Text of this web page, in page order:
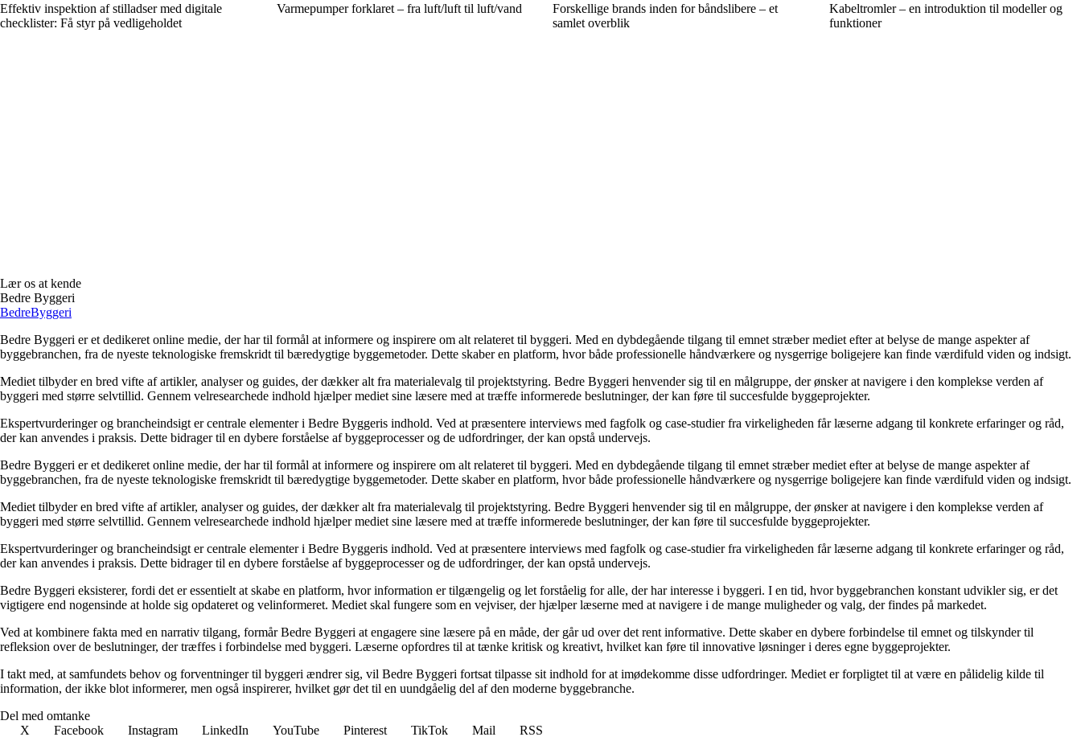
Effektiv inspektion af stilladser med digitale
checklister: Få styr på vedligeholdet
Varmepumper forklaret – fra luft/luft til luft/vand
Forskellige brands inden for båndslibere – et
samlet overblik
Kabeltromler – en introduktion til modeller og
funktioner
Lær os at kende
Bedre Byggeri
BedreByggeri
Bedre Byggeri er et dedikeret online medie, der har til formål at informere og inspirere om alt relateret til byggeri. Med en dybdegående tilgang til emnet stræber mediet efter at belyse de mange aspekter af
byggebranchen, fra de nyeste teknologiske fremskridt til bæredygtige byggemetoder. Dette skaber en platform, hvor både professionelle håndværkere og nysgerrige boligejere kan finde værdifuld viden og indsigt.
Mediet tilbyder en bred vifte af artikler, analyser og guides, der dækker alt fra materialevalg til projektstyring. Bedre Byggeri henvender sig til en målgruppe, der ønsker at navigere i den komplekse verden af
byggeri med større selvtillid. Gennem velresearchede indhold hjælper mediet sine læsere med at træffe informerede beslutninger, der kan føre til succesfulde byggeprojekter.
Ekspertvurderinger og brancheindsigt er centrale elementer i Bedre Byggeris indhold. Ved at præsentere interviews med fagfolk og case-studier fra virkeligheden får læserne adgang til konkrete erfaringer og råd,
der kan anvendes i praksis. Dette bidrager til en dybere forståelse af byggeprocesser og de udfordringer, der kan opstå undervejs.
Bedre Byggeri er et dedikeret online medie, der har til formål at informere og inspirere om alt relateret til byggeri. Med en dybdegående tilgang til emnet stræber mediet efter at belyse de mange aspekter af
byggebranchen, fra de nyeste teknologiske fremskridt til bæredygtige byggemetoder. Dette skaber en platform, hvor både professionelle håndværkere og nysgerrige boligejere kan finde værdifuld viden og indsigt.
Mediet tilbyder en bred vifte af artikler, analyser og guides, der dækker alt fra materialevalg til projektstyring. Bedre Byggeri henvender sig til en målgruppe, der ønsker at navigere i den komplekse verden af
byggeri med større selvtillid. Gennem velresearchede indhold hjælper mediet sine læsere med at træffe informerede beslutninger, der kan føre til succesfulde byggeprojekter.
Ekspertvurderinger og brancheindsigt er centrale elementer i Bedre Byggeris indhold. Ved at præsentere interviews med fagfolk og case-studier fra virkeligheden får læserne adgang til konkrete erfaringer og råd,
der kan anvendes i praksis. Dette bidrager til en dybere forståelse af byggeprocesser og de udfordringer, der kan opstå undervejs.
Bedre Byggeri eksisterer, fordi det er essentielt at skabe en platform, hvor information er tilgængelig og let forståelig for alle, der har interesse i byggeri. I en tid, hvor byggebranchen konstant udvikler sig, er det
vigtigere end nogensinde at holde sig opdateret og velinformeret. Mediet skal fungere som en vejviser, der hjælper læserne med at navigere i de mange muligheder og valg, der findes på markedet.
Ved at kombinere fakta med en narrativ tilgang, formår Bedre Byggeri at engagere sine læsere på en måde, der går ud over det rent informative. Dette skaber en dybere forbindelse til emnet og tilskynder til
refleksion over de beslutninger, der træffes i forbindelse med byggeri. Læserne opfordres til at tænke kritisk og kreativt, hvilket kan føre til innovative løsninger i deres egne byggeprojekter.
I takt med, at samfundets behov og forventninger til byggeri ændrer sig, vil Bedre Byggeri fortsat tilpasse sit indhold for at imødekomme disse udfordringer. Mediet er forpligtet til at være en pålidelig kilde til
information, der ikke blot informerer, men også inspirerer, hvilket gør det til en uundgåelig del af den moderne byggebranche.
Del med omtanke
X
Facebook Instagram LinkedIn YouTube Pinterest TikTok Mail RSS